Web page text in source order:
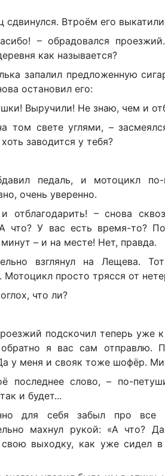
сдвинулся. Втроём его
– обрадовался
как называется?
запалил предложенную
остановил его:
Выручили! Не знаю, чем и
том свете углями, –
заводится у тебя?
педаль, и мотоцикл по-
очень уверенно.
– снова
что? У вас есть время-то?
– и на месте! Нет, правда.
взглянул на Лещева.
Мотоцикл просто трясся от
что ли?
подскочил теперь уже
я вас сам отправлю.
у меня и свояк тоже шофёр.
последнее слово, – по-
и будет...
для себя забыл про все
махнул рукой: «А что?
свою выходку, как уже сидел